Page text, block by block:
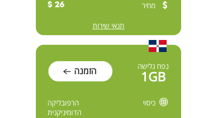
מחיר 26 $
תנאי שירות
נפח גלישה
1GB הזמנה
כיסוי
הרפובליקה
הדומיניקנית